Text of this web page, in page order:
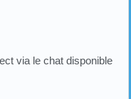
via le chat disponible